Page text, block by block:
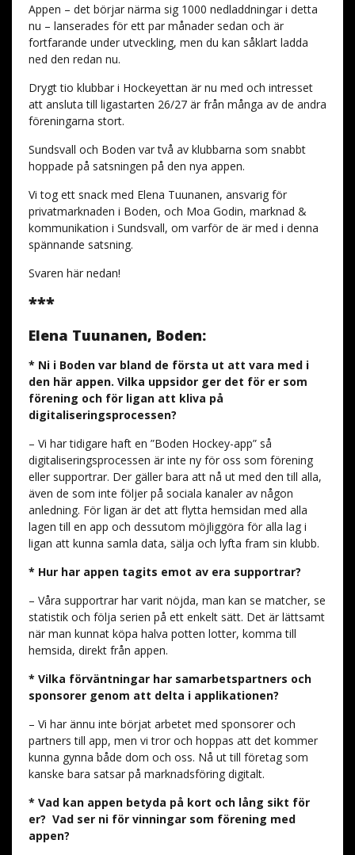
Appen – det börjar närma sig 1000 nedladdningar i detta
nu – lanserades för ett par månader sedan och är
fortfarande under utveckling, men du kan såklart ladda
ned den redan nu.
Drygt tio klubbar i Hockeyettan är nu med och intresset
att ansluta till ligastarten 26/27 är från många av de andra
föreningarna stort.
Sundsvall och Boden var två av klubbarna som snabbt
hoppade på satsningen på den nya appen.
Vi tog ett snack med Elena Tuunanen, ansvarig för
privatmarknaden i Boden, och Moa Godin, marknad &
kommunikation i Sundsvall, om varför de är med i denna
spännande satsning.
Svaren här nedan!
***
Elena Tuunanen, Boden:
* Ni i Boden var bland de första ut att vara med i
den här appen. Vilka uppsidor ger det för er som
förening och för ligan att kliva på
digitaliseringsprocessen?
– Vi har tidigare haft en ”Boden Hockey-app” så
digitaliseringsprocessen är inte ny för oss som förening
eller supportrar. Der gäller bara att nå ut med den till alla,
även de som inte följer på sociala kanaler av någon
anledning. För ligan är det att flytta hemsidan med alla
lagen till en app och dessutom möjliggöra för alla lag i
ligan att kunna samla data, sälja och lyfta fram sin klubb.
* Hur har appen tagits emot av era supportrar?
– Våra supportrar har varit nöjda, man kan se matcher, se
statistik och följa serien på ett enkelt sätt. Det är lättsamt
när man kunnat köpa halva potten lotter, komma till
hemsida, direkt från appen.
* Vilka förväntningar har samarbetspartners och
sponsorer genom att delta i applikationen?
– Vi har ännu inte börjat arbetet med sponsorer och
partners till app, men vi tror och hoppas att det kommer
kunna gynna både dom och oss. Nå ut till företag som
kanske bara satsar på marknadsföring digitalt.
* Vad kan appen betyda på kort och lång sikt för
er? Vad ser ni för vinningar som förening med
appen?